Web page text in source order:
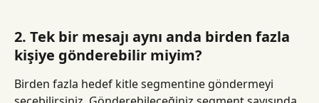
2. Tek bir mesajı aynı anda birden fazla
kişiye gönderebilir miyim?
Birden fazla hedef kitle segmentine göndermeyi